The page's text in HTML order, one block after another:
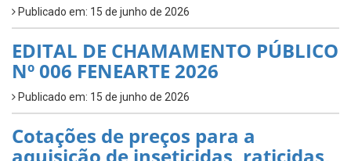
Publicado em: 15 de junho de 2026
EDITAL DE CHAMAMENTO PÚBLICO
Nº 006 FENEARTE 2026
Publicado em: 15 de junho de 2026
Cotações de preços para a